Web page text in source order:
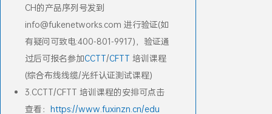
CH的产品序列号发到
info@fukenetworks.com 进行验证(如
有疑问可致电:400-801-9917)，验证通
过后可报名参加CCTT/CFTT 培训课程
(综合布线线缆/光纤认证测试课程)
3.CCTT/CFTT 培训课程的安排可点击
查看： https://www.fuxinzn.cn/edu